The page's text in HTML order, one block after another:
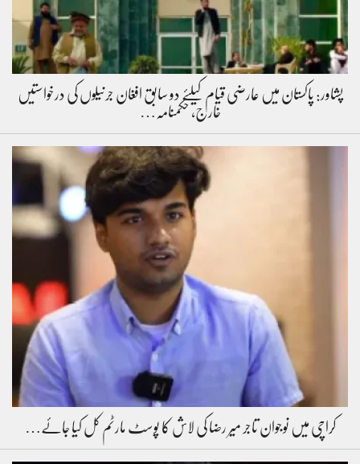
پشاور: پاکستان میں عارضی قیام کیلئے دو سابق افغان جرنیلوں کی درخواستیں
خارج، حکمنامہ…
کراچی میں نوجوان تاجر میر رضا کی لاش کا پوسٹ مارٹم کل کیا جائے…